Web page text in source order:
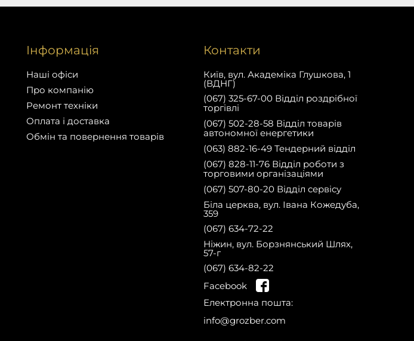
Інформація
Наші офіси
Про компанію
Ремонт техніки
Оплата і доставка
Обмін та повернення товарів
Контакти
Київ, вул. Академіка Глушкова, 1
(ВДНГ)
(067) 325-67-00 Відділ роздрібної
торгівлі
(067) 502-28-58 Відділ товарів
автономної енергетики
(063) 882-16-49 Тендерний відділ
(067) 828-11-76 Відділ роботи з
торговими організаціями
(067) 507-80-20 Відділ сервісу
Біла церква, вул. Івана Кожедуба,
359
(067) 634-72-22
Ніжин, вул. Борзнянський Шлях,
57-г
(067) 634-82-22
Facebook
Електронна пошта:
info@grozber.com
Зареєструйся
на сайті та отримай
знижку 10% на запчастини на першу
покупку!